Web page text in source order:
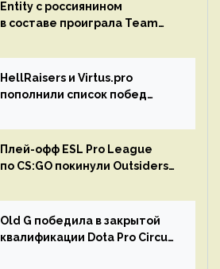
Entity с россиянином
в составе проиграла Team
HellRaisers и Virtus.pro
пополнили список побед
Плей-офф ESL Pro League
по CS:GO покинули Outsiders
Old G победила в закрытой
квалификации Dota Pro Circuit